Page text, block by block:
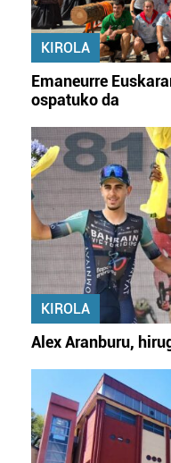
KIROLA
Emaneurre
ospatuko da
KIROLA
Alex Aranburu,